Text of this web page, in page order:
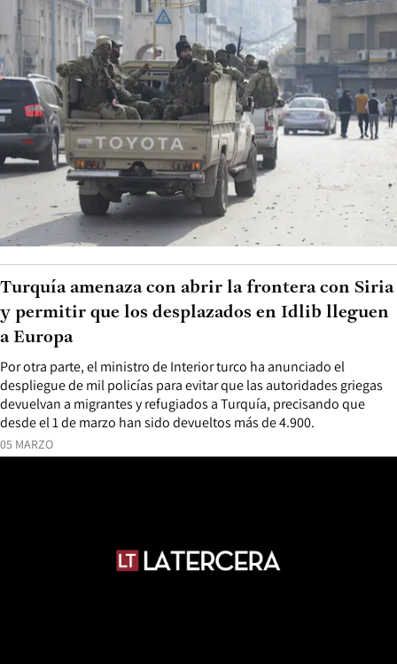
05 MARZO
Por otra parte, el ministro de Interior turco ha anunciado el
despliegue de mil policías para evitar que las autoridades griegas
devuelvan a migrantes y refugiados a Turquía, precisando que
desde el 1 de marzo han sido devueltos más de 4.900.
Turquía amenaza con abrir la frontera con Siria
y permitir que los desplazados en Idlib lleguen
a Europa